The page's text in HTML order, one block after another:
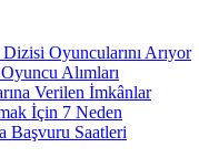
Oyuncularını Arıyor
Alımları
Verilen İmkânlar
İçin 7 Neden
Başvuru Saatleri